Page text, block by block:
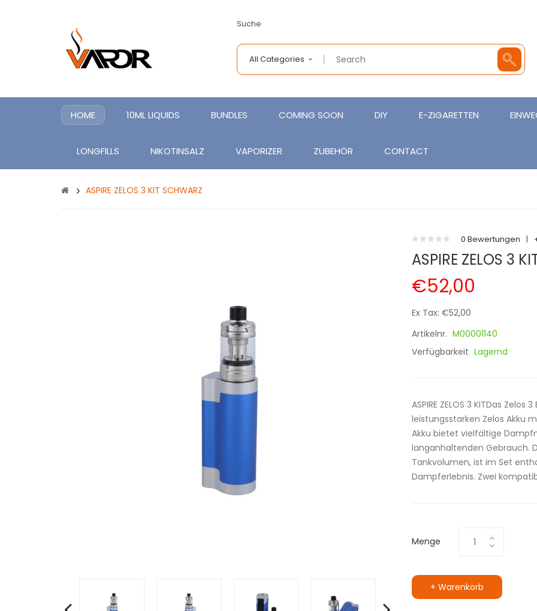
Suche
All Categories
HOME 10ML LIQUIDS BUNDLES COMING SOON DIY E-ZIGARETTEN
LONGFILLS NIKOTINSALZ VAPORIZER ZUBEHÖR CONTACT
ASPIRE ZELOS 3 KIT SCHWARZ
0 Bewertungen |
ASPIRE ZELOS 3
€52,00
Ex Tax: €52,00
Artikelnr. M00001140
Verfügbarkeit Lagernd
ASPIRE ZELOS 3 KITDas
leistungsstarken Zelos Akku
Akku bietet vielfältige
langanhaltenden Gebrauch.
Tankvolumen, ist im Set
Dampferlebnis. Zwei
Menge
+ Warenkorb